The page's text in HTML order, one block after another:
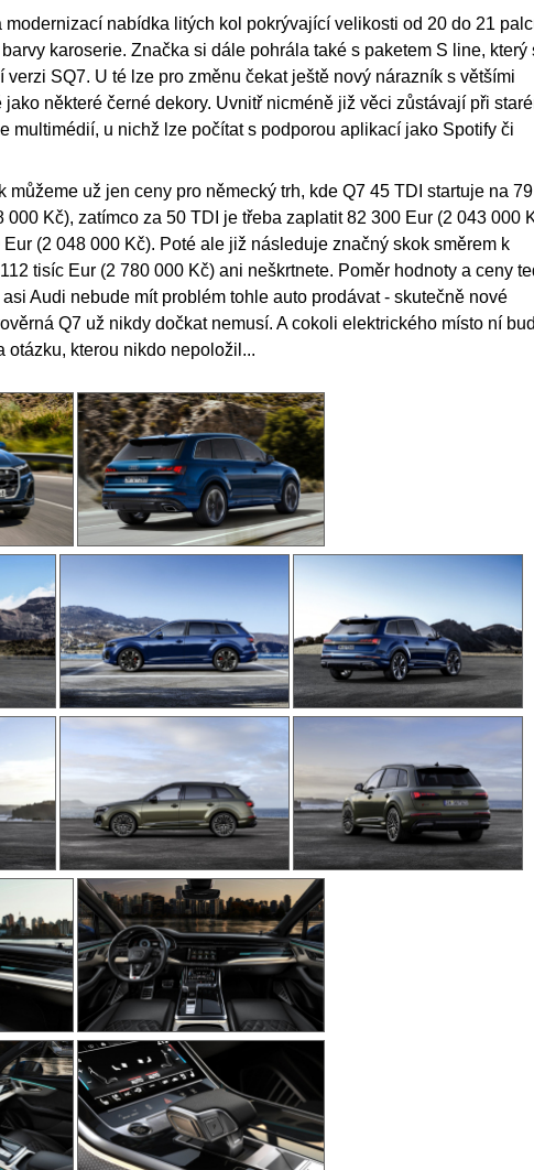
modernizací nabídka litých kol pokrývající velikosti od 20 do 21
karoserie. Značka si dále pohrála také s paketem S line, který
SQ7. U té lze pro změnu čekat ještě nový nárazník s většími
některé černé dekory. Uvnitř nicméně již věci zůstávají při
multimédií, u nichž lze počítat s podporou aplikací jako Spotify či
můžeme už jen ceny pro německý trh, kde Q7 45 TDI startuje na 79
000 Kč), zatímco za 50 TDI je třeba zaplatit 82 300 Eur (2 043 000
(2 048 000 Kč). Poté ale již následuje značný skok směrem k
tisíc Eur (2 780 000 Kč) ani neškrtnete. Poměr hodnoty a ceny
Audi nebude mít problém tohle auto prodávat - skutečně nové
Q7 už nikdy dočkat nemusí. A cokoli elektrického místo ní
otázku, kterou nikdo nepoložil...